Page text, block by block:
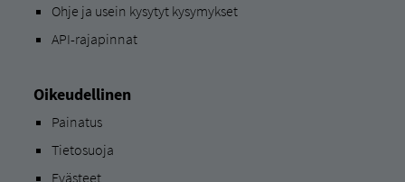
Ohje ja usein kysytyt kysymykset
API-rajapinnat
Oikeudellinen
Painatus
Tietosuoja
Evästeet